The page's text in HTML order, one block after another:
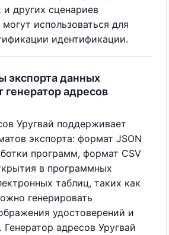
других сценариев
использоваться для
идентификации.
экспорта данных
адресов
Уругвай поддерживает
экспорта: формат JSON
программ, формат CSV
в программных
таблиц, таких как
генерировать
удостоверений и
адресов Уругвай